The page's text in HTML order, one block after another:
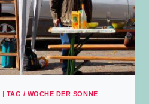
TAG / WOCHE DER SONNE